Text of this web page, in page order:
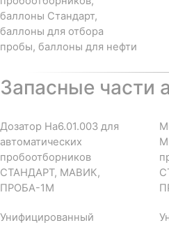
баллоны Стандарт,
баллоны для отбора
пробы, баллоны для нефти
Запасные части
Дозатор На6.01.003 для
автоматических
пробоотборников
СТАНДАРТ, МАВИК,
ПРОБА-1М
Унифицированный